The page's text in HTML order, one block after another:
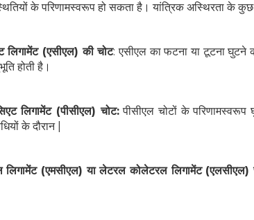
के परिणामस्वरूप हो सकता है। यांत्रिक अस्थिरता के कुछ
लिगामेंट (एसीएल) की चोट: एसीएल का फटना या टूटना
होती है।
लिगामेंट (पीसीएल) चोट:पीसीएल चोटों के
के दौरान |
(एमसीएल) या लेटरल कोलेटरल लिगामेंट (एलसीएल)